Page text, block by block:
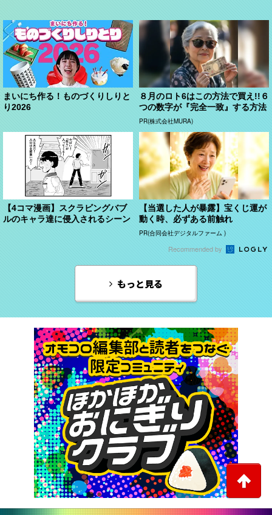
まいにち作る！ものづくりしりと
り2026
８月のロト6はこの方法で買え!!６
つの数字が『完全一致』する方法
PR(株式会社MURA)
【4コマ漫画】スクラビングバブ
ルのキャラ達に侵入されるシーン
【当選した人が暴露】宝くじ運が
動く時、必ずある前触れ
PR(合同会社デジタルファーム )
Recommended by
もっと見る